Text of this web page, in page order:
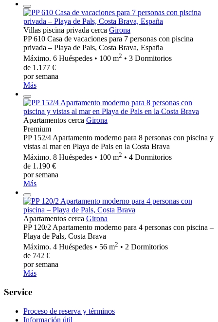
Villas piscina privada cerca Girona
PP 610 Casa de vacaciones para 7 personas con piscina
privada – Playa de Pals, Costa Brava, España
Máximo. 6 Huéspedes • 100 m2 • 3 Dormitorios
de 1.177 €
por semana
Más
Apartamentos cerca Girona
Premium
PP 152/4 Apartamento moderno para 8 personas con piscina y
vistas al mar en Playa de Pals en la Costa Brava
Máximo. 8 Huéspedes • 100 m2 • 4 Dormitorios
de 1.190 €
por semana
Más
Apartamentos cerca Girona
PP 120/2 Apartamento moderno para 4 personas con piscina –
Playa de Pals, Costa Brava
Máximo. 4 Huéspedes • 56 m2 • 2 Dormitorios
de 742 €
por semana
Más
Service
Proceso de reserva y términos
Información útil